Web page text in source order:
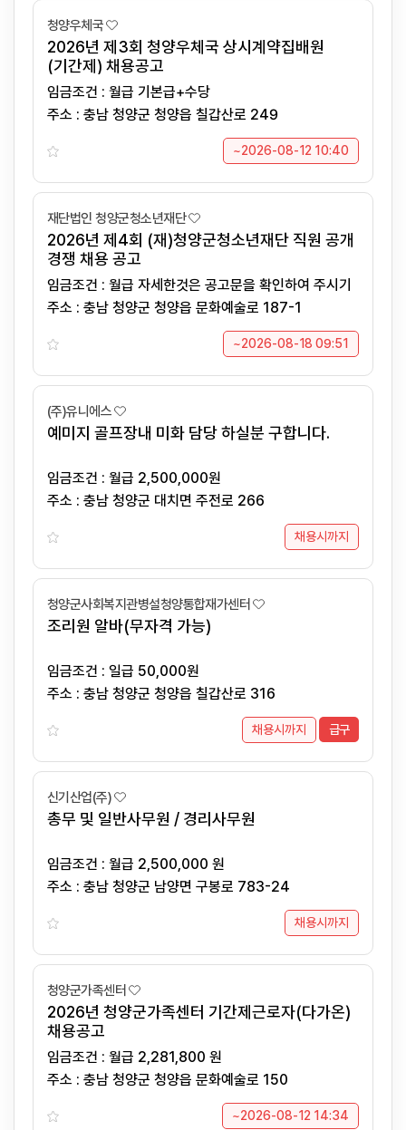
청양우체국
2026년 제3회 청양우체국 상시계약집배원
(기간제) 채용공고
임금조건 : 월급 기본급+수당
주소 : 충남 청양군 청양읍 칠갑산로 249
~2026-08-12 10:40
재단법인 청양군청소년재단
2026년 제4회 (재)청양군청소년재단 직원 공개
경쟁 채용 공고
임금조건 : 월급 자세한것은 공고문을 확인하여 주시기
바랍니다.
주소 : 충남 청양군 청양읍 문화예술로 187-1
~2026-08-18 09:51
(주)유니에스
예미지 골프장내 미화 담당 하실분 구합니다.
임금조건 : 월급 2,500,000원
주소 : 충남 청양군 대치면 주전로 266
채용시까지
청양군사회복지관병설청양통합재가센터
조리원 알바(무자격 가능)
임금조건 : 일급 50,000원
주소 : 충남 청양군 청양읍 칠갑산로 316
채용시까지 급구
신기산업(주)
총무 및 일반사무원 / 경리사무원
임금조건 : 월급 2,500,000 원
주소 : 충남 청양군 남양면 구봉로 783-24
채용시까지
청양군가족센터
2026년 청양군가족센터 기간제근로자(다가온)
채용공고
임금조건 : 월급 2,281,800 원
주소 : 충남 청양군 청양읍 문화예술로 150
~2026-08-12 14:34